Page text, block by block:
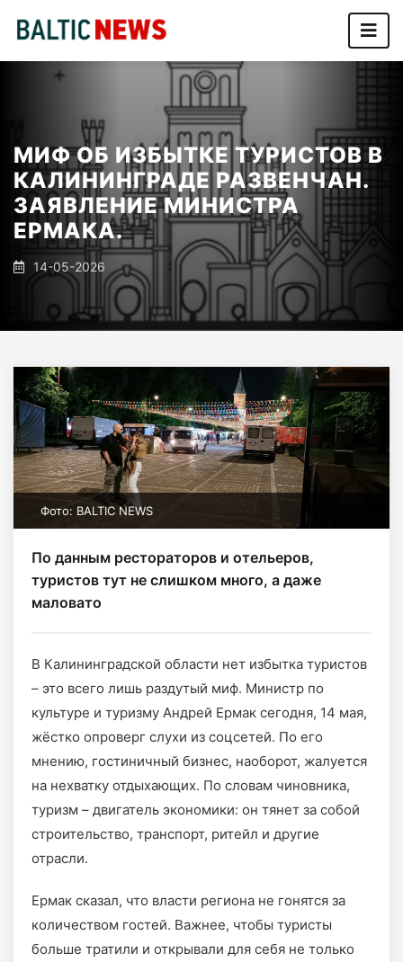
МИФ ОБ ИЗБЫТКЕ ТУРИСТОВ В
КАЛИНИНГРАДЕ РАЗВЕНЧАН.
ЗАЯВЛЕНИЕ МИНИСТРА
ЕРМАКА.
14-05-2026
Фото: BALTIC NEWS
По данным рестораторов и отельеров,
туристов тут не слишком много, а даже
маловато
В Калининградской области нет избытка туристов
– это всего лишь раздутый миф. Министр по
культуре и туризму Андрей Ермак сегодня, 14 мая,
жёстко опроверг слухи из соцсетей. По его
мнению, гостиничный бизнес, наоборот, жалуется
на нехватку отдыхающих. По словам чиновника,
туризм – двигатель экономики: он тянет за собой
строительство, транспорт, ритейл и другие
отрасли.
Ермак сказал, что власти региона не гонятся за
количеством гостей. Важнее, чтобы туристы
больше тратили и открывали для себя не только